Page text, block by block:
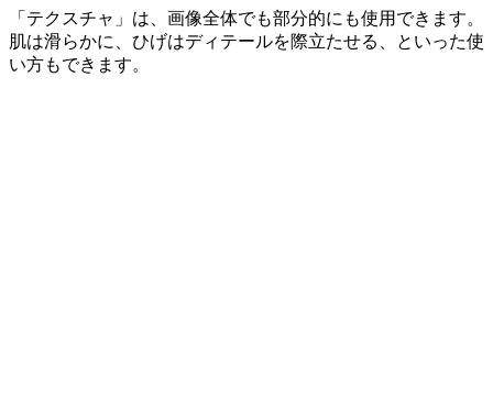
「テクスチャ」は、画像全体でも部分的にも使用できます。
肌は滑らかに、ひげはディテールを際立たせる、といった使
い方もできます。